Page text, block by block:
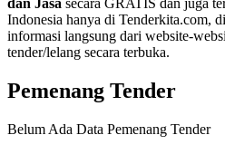
dan Jasa secara GRATIS dan juga
Indonesia hanya di Tenderkita.com,
informasi langsung dari website-
tender/lelang secara terbuka.
Pemenang Tender
Belum Ada Data Pemenang Tender